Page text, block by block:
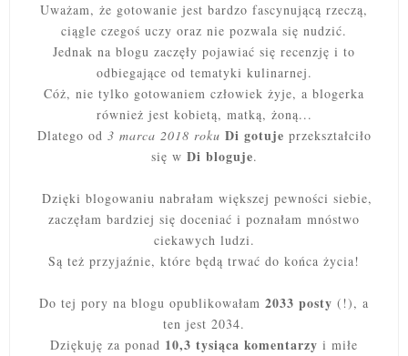
Uważam, że gotowanie jest bardzo fascynującą rzeczą,
ciągle czegoś uczy oraz nie pozwala się nudzić.
Jednak na blogu zaczęły pojawiać się recenzję i to
odbiegające od tematyki kulinarnej.
Cóż, nie tylko gotowaniem człowiek żyje, a blogerka
również jest kobietą, matką, żoną...
Dlatego od 3 marca 2018 roku Di gotuje przekształciło
się w Di bloguje.
Dzięki blogowaniu nabrałam większej pewności siebie,
zaczęłam bardziej się doceniać i poznałam mnóstwo
ciekawych ludzi.
Są też przyjaźnie, które będą trwać do końca życia!
Do tej pory na blogu opublikowałam 2033 posty (!), a
ten jest 2034.
Dziękuję za ponad 10,3 tysiąca komentarzy i miłe